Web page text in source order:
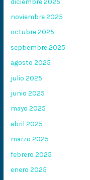
noviembre 2025
octubre 2025
septiembre 2025
agosto 2025
julio 2025
junio 2025
mayo 2025
abril 2025
marzo 2025
febrero 2025
enero 2025